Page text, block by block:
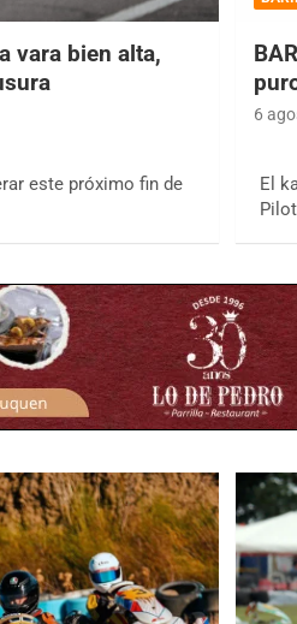
vara bien alta,
este próximo fin de
6
El